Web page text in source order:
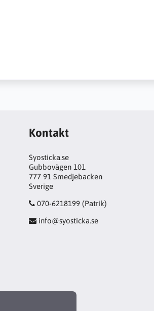
Kontakt
Syosticka.se
Gubbovägen 101
777 91 Smedjebacken
Sverige
070-6218199 (Patrik)
info@syosticka.se